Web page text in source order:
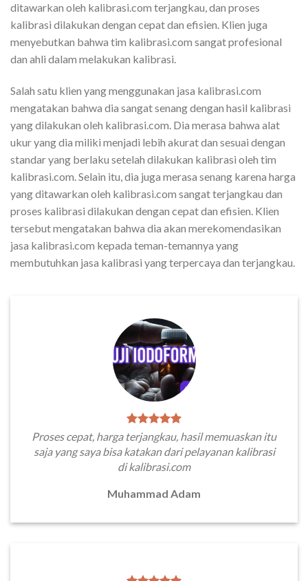
ditawarkan oleh kalibrasi.com terjangkau, dan proses
kalibrasi dilakukan dengan cepat dan efisien. Klien juga
menyebutkan bahwa tim kalibrasi.com sangat profesional
dan ahli dalam melakukan kalibrasi.
Salah satu klien yang menggunakan jasa kalibrasi.com
mengatakan bahwa dia sangat senang dengan hasil kalibrasi
yang dilakukan oleh kalibrasi.com. Dia merasa bahwa alat
ukur yang dia miliki menjadi lebih akurat dan sesuai dengan
standar yang berlaku setelah dilakukan kalibrasi oleh tim
kalibrasi.com. Selain itu, dia juga merasa senang karena harga
yang ditawarkan oleh kalibrasi.com sangat terjangkau dan
proses kalibrasi dilakukan dengan cepat dan efisien. Klien
tersebut mengatakan bahwa dia akan merekomendasikan
jasa kalibrasi.com kepada teman-temannya yang
membutuhkan jasa kalibrasi yang terpercaya dan terjangkau.
Proses cepat, harga terjangkau, hasil memuaskan itu
saja yang saya bisa katakan dari pelayanan kalibrasi
di kalibrasi.com
Muhammad Adam